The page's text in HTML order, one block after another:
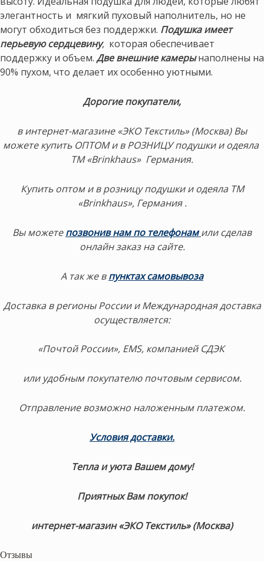
элегантность и мягкий пуховый наполнитель, но не
могут обходиться без поддержки. Подушка имеет
перьевую сердцевину, которая обеспечивает
поддержку и объем. Две внешние камерынаполнены на
90% пухом, что делает их особенно уютными.
Дорогие покупатели,
в интернет-магазине «ЭКО Текстиль» (Москва) Вы
можете купить ОПТОМ и в РОЗНИЦУ подушки и одеяла
ТМ «Brinkhaus» Германия.
Купить оптом и в розницу подушки и одеяла ТМ
«Brinkhaus», Германия .
Вы можетепозвонив нам по телефонам или сделав
онлайн заказ на сайте.
А так же в пунктах самовывоза
Доставка в регионы России и Международная доставка
осуществляется:
«Почтой России», EMS, компанией СДЭК
или удобным покупателю почтовым сервисом.
Отправление возможно наложенным платежом.
Условия доставки.
Тепла и уюта Вашем дому!
Приятных Вам покупок!
интернет-магазин «ЭКО Текстиль» (Москва)
Отзывы